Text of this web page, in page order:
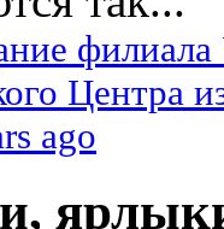
Центра
ago